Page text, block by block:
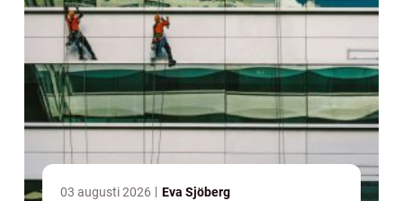
03 augusti 2026 Eva Sjöberg